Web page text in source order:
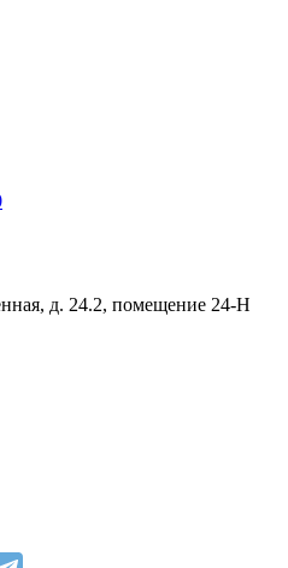
д. 24.2, помещение 24-Н